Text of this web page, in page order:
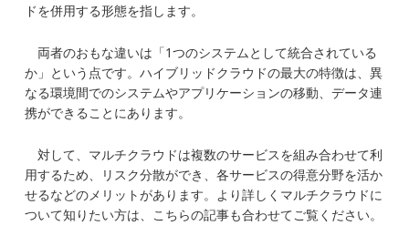
ドを併用する形態を指します。
両者のおもな違いは「1つのシステムとして統合されている
か」という点です。ハイブリッドクラウドの最大の特徴は、異
なる環境間でのシステムやアプリケーションの移動、データ連
携ができることにあります。
対して、マルチクラウドは複数のサービスを組み合わせて利
用するため、リスク分散ができ、各サービスの得意分野を活か
せるなどのメリットがあります。より詳しくマルチクラウドに
ついて知りたい方は、こちらの記事も合わせてご覧ください。